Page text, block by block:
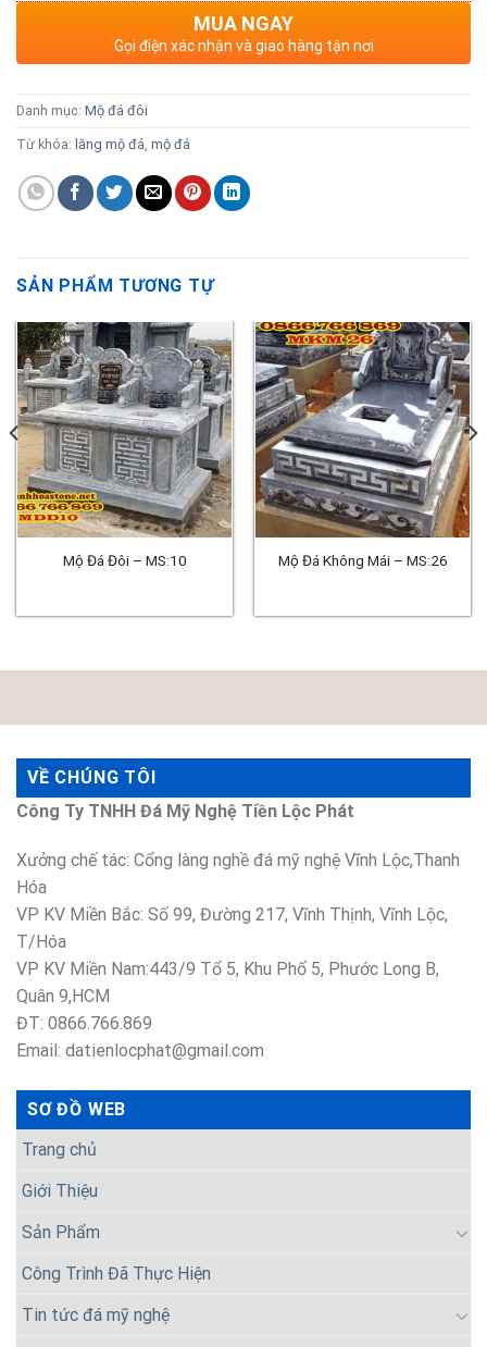
MUA NGAY
Gọi điện xác nhận và giao hàng tận nơi
Danh mục: Mộ đá đôi
Từ khóa: lăng mộ đá, mộ đá
SẢN PHẨM TƯƠNG TỰ
Mộ Đá Đôi – MS:10 Mộ Đá Không Mái – MS:26
VỀ CHÚNG TÔI
Công Ty TNHH Đá Mỹ Nghệ Tiền Lộc Phát
Xưởng chế tác: Cổng làng nghề đá mỹ nghệ Vĩnh Lộc,Thanh
Hóa
VP KV Miền Bắc: Số 99, Đường 217, Vĩnh Thịnh, Vĩnh Lộc,
T/Hóa
VP KV Miền Nam:443/9 Tổ 5, Khu Phố 5, Phước Long B,
Quân 9,HCM
ĐT: 0866.766.869
Email: datienlocphat@gmail.com
SƠ ĐỒ WEB
Trang chủ
Giới Thiệu
Sản Phẩm
Công Trình Đã Thực Hiện
Tin tức đá mỹ nghệ